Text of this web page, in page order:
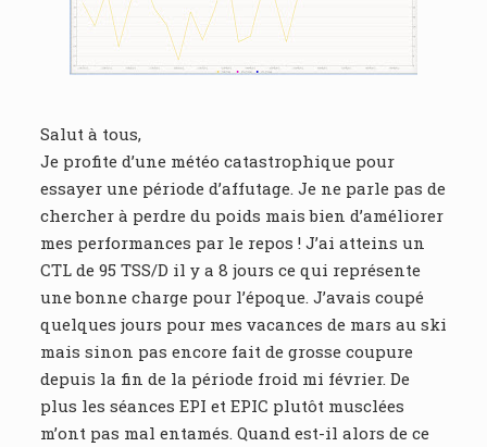
Salut à tous,
Je profite d’une météo catastrophique pour
essayer une période d’affutage. Je ne parle pas de
chercher à perdre du poids mais bien d’améliorer
mes performances par le repos ! J’ai atteins un
CTL de 95 TSS/D il y a 8 jours ce qui représente
une bonne charge pour l’époque. J’avais coupé
quelques jours pour mes vacances de mars au ski
mais sinon pas encore fait de grosse coupure
depuis la fin de la période froid mi février. De
plus les séances EPI et EPIC plutôt musclées
m’ont pas mal entamés. Quand est-il alors de ce